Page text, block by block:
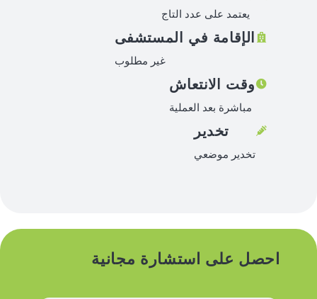
يعتمد على عدد التاج
الإقامة في المستشفى
غير مطلوب
وقت الانتعاش
مباشرة بعد العملية
تخدير
تخدير موضعي
احصل على استشارة مجانية